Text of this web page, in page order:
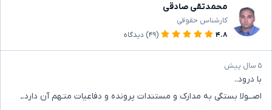
محمدتقی صادقی
کارشناس حقوقی
۴.۸
(۴۹) دیدگاه
۵ سال پیش
با درود..
اصــولا بستگی به مدارک و مستندات پرونده و دفاعیات متـهم آن دارد.ـ